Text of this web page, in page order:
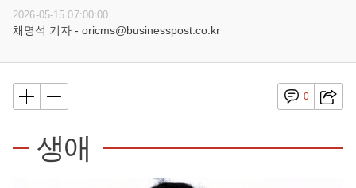
2026-05-15 07:00:00
채명석 기자 - oricms@businesspost.co.kr
0
생애